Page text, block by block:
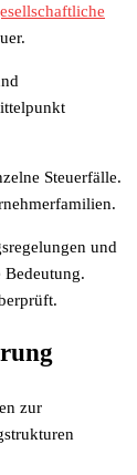
Steuerfälle.
und
zur